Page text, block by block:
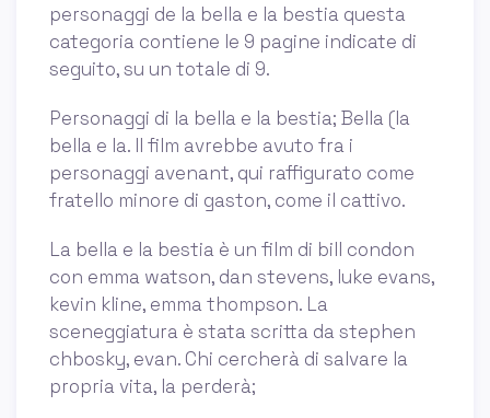
personaggi de la bella e la bestia questa
categoria contiene le 9 pagine indicate di
seguito, su un totale di 9.
Personaggi di la bella e la bestia; Bella (la
bella e la. Il film avrebbe avuto fra i
personaggi avenant, qui raffigurato come
fratello minore di gaston, come il cattivo.
La bella e la bestia è un film di bill condon
con emma watson, dan stevens, luke evans,
kevin kline, emma thompson. La
sceneggiatura è stata scritta da stephen
chbosky, evan. Chi cercherà di salvare la
propria vita, la perderà;